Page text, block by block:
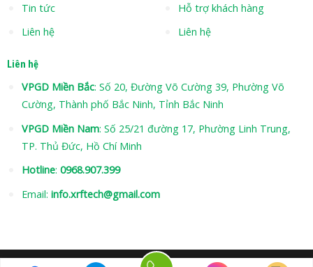
Tin tức
Liên hệ
Hỗ trợ khách hàng
Liên hệ
Liên hệ
VPGD Miền Bắc: Số 20, Đường Võ Cường 39, Phường Võ
Cường, Thành phố Bắc Ninh, Tỉnh Bắc Ninh
VPGD Miền Nam: Số 25/21 đường 17, Phường Linh Trung,
TP. Thủ Đức, Hồ Chí Minh
Hotline: 0968.907.399
Email: info.xrftech@gmail.com